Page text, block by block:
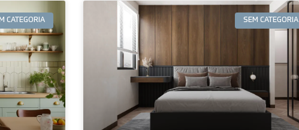
CATEGORIA SEM CATEGORIA